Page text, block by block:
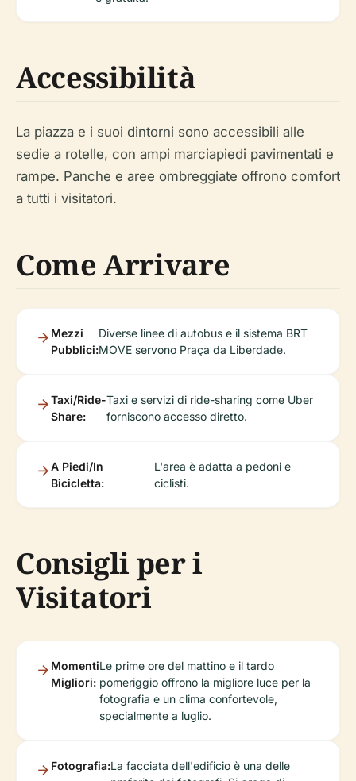
Accessibilità
La piazza e i suoi dintorni sono accessibili alle
sedie a rotelle, con ampi marciapiedi pavimentati e
rampe. Panche e aree ombreggiate offrono comfort
a tutti i visitatori.
Come Arrivare
Mezzi
Pubblici:
Diverse linee di autobus e il sistema BRT
MOVE servono Praça da Liberdade.
Taxi/Ride-
Share:
Taxi e servizi di ride-sharing come Uber
forniscono accesso diretto.
A Piedi/In
Bicicletta:
L'area è adatta a pedoni e
ciclisti.
Consigli per i
Visitatori
Momenti
Migliori:
Le prime ore del mattino e il tardo
pomeriggio offrono la migliore luce per la
fotografia e un clima confortevole,
specialmente a luglio.
Fotografia:La facciata dell'edificio è una delle